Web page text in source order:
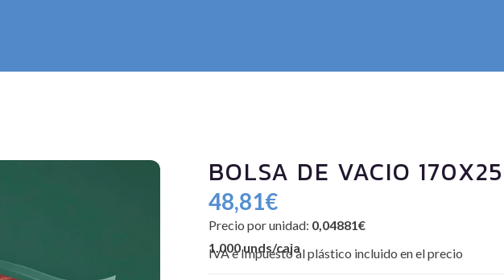
BOLSA DE VACIO
48,81€
Precio por unidad: 0,04881€
1.000 unds/caja
IVA e Impuesto al plástico incluido en el precio